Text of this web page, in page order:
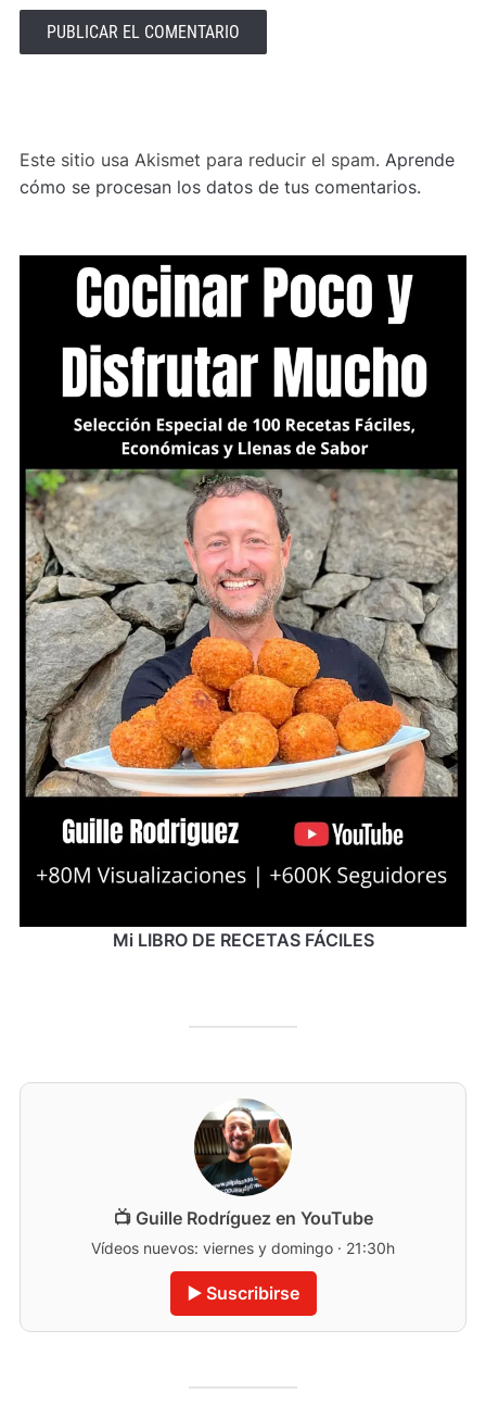
Este sitio usa Akismet para reducir el spam. Aprende
cómo se procesan los datos de tus comentarios.
Mi LIBRO DE RECETAS FÁCILES
📺 Guille Rodríguez en YouTube
Vídeos nuevos: viernes y domingo · 21:30h
▶️ Suscribirse